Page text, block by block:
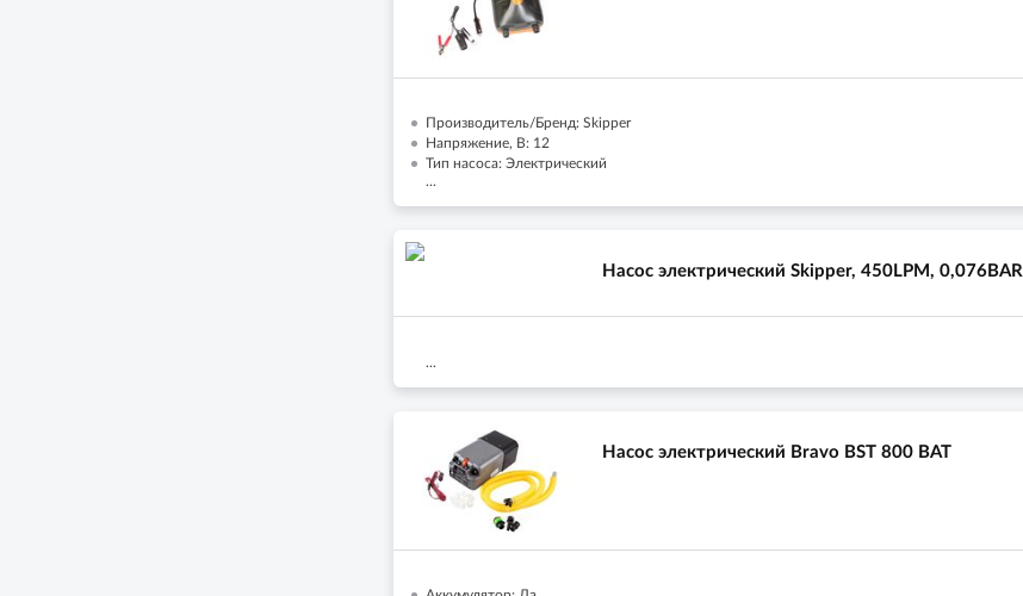
Производитель/Бренд: Skipper
Напряжение, В: 12
Тип насоса: Электрический
...
Насос электрический Skipper, 450LPM, 0,076BAR
...
Насос электрический Bravo BST 800 BАТ